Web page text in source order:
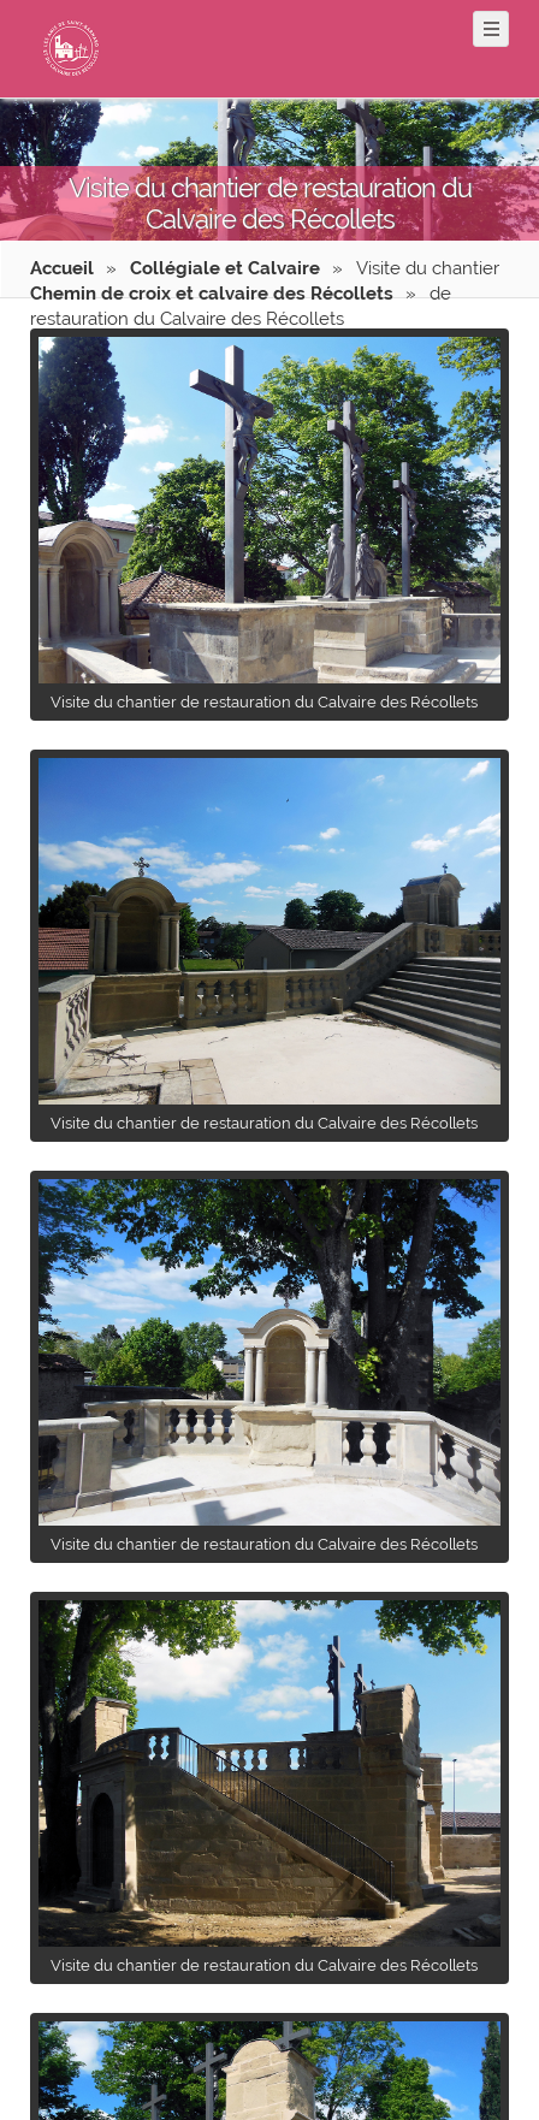
Visite du chantier de restauration du
Calvaire des Récollets
Accueil » Collégiale et Calvaire
»
Chemin de croix et calvaire des Récollets »
Visite du chantier
de
restauration du Calvaire des Récollets
Visite du chantier de restauration du Calvaire des Récollets
Visite du chantier de restauration du Calvaire des Récollets
Visite du chantier de restauration du Calvaire des Récollets
Visite du chantier de restauration du Calvaire des Récollets